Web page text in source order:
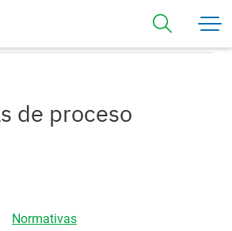
de proceso
Normativas